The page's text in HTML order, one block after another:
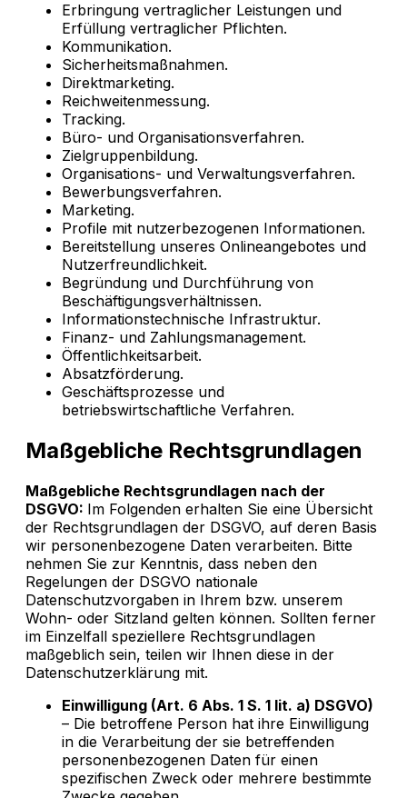
Erbringung vertraglicher Leistungen und
Erfüllung vertraglicher Pflichten.
Kommunikation.
Sicherheitsmaßnahmen.
Direktmarketing.
Reichweitenmessung.
Tracking.
Büro- und Organisationsverfahren.
Zielgruppenbildung.
Organisations- und Verwaltungsverfahren.
Bewerbungsverfahren.
Marketing.
Profile mit nutzerbezogenen Informationen.
Bereitstellung unseres Onlineangebotes und
Nutzerfreundlichkeit.
Begründung und Durchführung von
Beschäftigungsverhältnissen.
Informationstechnische Infrastruktur.
Finanz- und Zahlungsmanagement.
Öffentlichkeitsarbeit.
Absatzförderung.
Geschäftsprozesse und
betriebswirtschaftliche Verfahren.
Maßgebliche Rechtsgrundlagen
Maßgebliche Rechtsgrundlagen nach der
DSGVO: Im Folgenden erhalten Sie eine Übersicht
der Rechtsgrundlagen der DSGVO, auf deren Basis
wir personenbezogene Daten verarbeiten. Bitte
nehmen Sie zur Kenntnis, dass neben den
Regelungen der DSGVO nationale
Datenschutzvorgaben in Ihrem bzw. unserem
Wohn- oder Sitzland gelten können. Sollten ferner
im Einzelfall speziellere Rechtsgrundlagen
maßgeblich sein, teilen wir Ihnen diese in der
Datenschutzerklärung mit.
Einwilligung (Art. 6 Abs. 1 S. 1 lit. a) DSGVO)
– Die betroffene Person hat ihre Einwilligung
in die Verarbeitung der sie betreffenden
personenbezogenen Daten für einen
spezifischen Zweck oder mehrere bestimmte